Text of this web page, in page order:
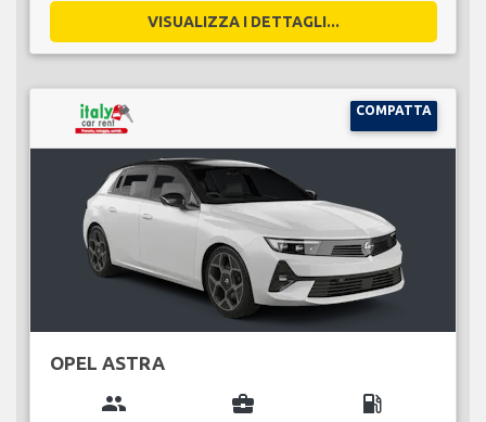
VISUALIZZA I DETTAGLI...
COMPATTA
OPEL ASTRA
group business_center local_gas_station